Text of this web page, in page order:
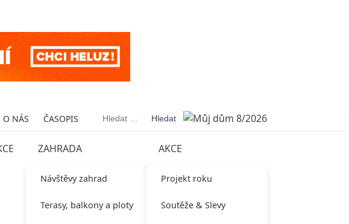
O NÁS ČASOPIS Vyhledávání
ZAHRADA
Návštěvy zahrad
Terasy, balkony a ploty
AKCE
Projekt roku
Soutěže & Slevy